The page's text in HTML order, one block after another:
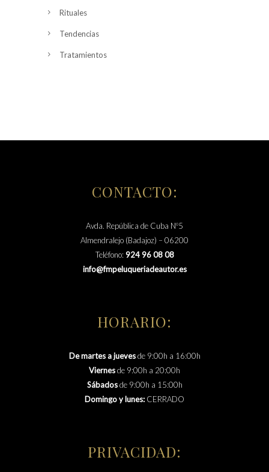
Rituales
Tendencias
Tratamientos
CONTACTO:
Avda. República de Cuba Nº5
Almendralejo (Badajoz) – 06200
Teléfono: 924 96 08 08
info@fmpeluqueriadeautor.es
HORARIO:
De martes a juevesde 9:00h a 16:00h
Viernesde 9:00h a 20:00h
Sábadosde 9:00h a 15:00h
Domingo y lunes: CERRADO
PRIVACIDAD: